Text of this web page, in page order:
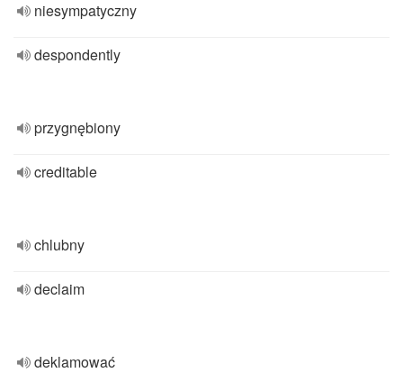
niesympatyczny
despondently
przygnębiony
creditable
chlubny
declaim
deklamować